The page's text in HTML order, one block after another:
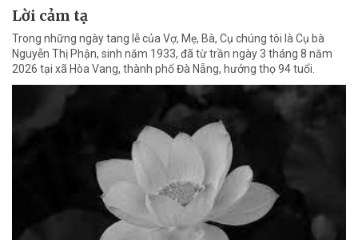
Lời cảm tạ
Trong những ngày tang lễ của Vợ, Mẹ, Bà, Cụ chúng tôi là Cụ bà
Nguyễn Thị Phận, sinh năm 1933, đã từ trần ngày 3 tháng 8 năm
2026 tại xã Hòa Vang, thành phố Đà Nẵng, hưởng thọ 94 tuổi.